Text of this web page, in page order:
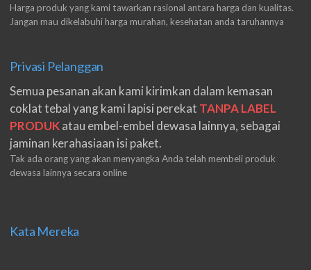
Harga produk yang kami tawarkan rasional antara harga dan kualitas.
Jangan mau dikelabuhi harga murahan, kesehatan anda taruhannya
Privasi Pelanggan
Semua pesanan akan kami kirimkan dalam kemasan
coklat tebal yang kami lapisi perekat TANPA LABEL
PRODUKatau embel-embel dewasa lainnya, sebagai
jaminan kerahasiaan isi paket.
Tak ada orang yang akan menyangka Anda telah membeli produk
dewasa lainnya secara online
Kata Mereka